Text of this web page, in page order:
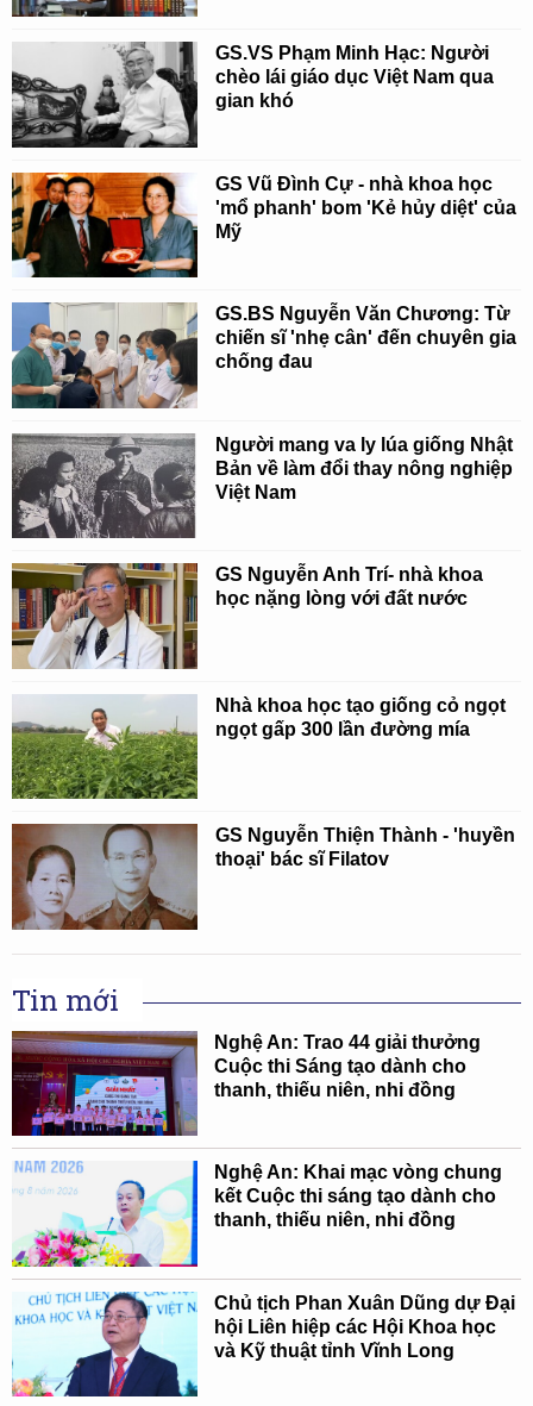
GS.VS Phạm Minh Hạc: Người
chèo lái giáo dục Việt Nam qua
gian khó
GS Vũ Đình Cự - nhà khoa học
'mổ phanh' bom 'Kẻ hủy diệt' của
Mỹ
GS.BS Nguyễn Văn Chương: Từ
chiến sĩ 'nhẹ cân' đến chuyên gia
chống đau
Người mang va ly lúa giống Nhật
Bản về làm đổi thay nông nghiệp
Việt Nam
GS Nguyễn Anh Trí- nhà khoa
học nặng lòng với đất nước
Nhà khoa học tạo giống cỏ ngọt
ngọt gấp 300 lần đường mía
GS Nguyễn Thiện Thành - 'huyền
thoại' bác sĩ Filatov
Tin mới
Nghệ An: Trao 44 giải thưởng
Cuộc thi Sáng tạo dành cho
thanh, thiếu niên, nhi đồng
Nghệ An: Khai mạc vòng chung
kết Cuộc thi sáng tạo dành cho
thanh, thiếu niên, nhi đồng
Chủ tịch Phan Xuân Dũng dự Đại
hội Liên hiệp các Hội Khoa học
và Kỹ thuật tỉnh Vĩnh Long